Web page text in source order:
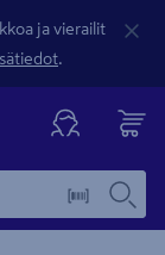
ja vierailit
.